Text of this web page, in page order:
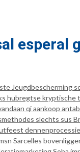
esperal
hubregtse kryptische
qi aankoop
slechts sus
Sarcelles